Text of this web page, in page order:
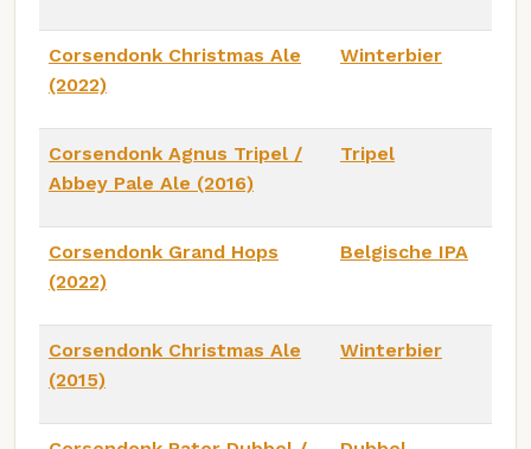
Corsendonk Christmas Ale
(2022)
Winterbier
Corsendonk Agnus Tripel /
Abbey Pale Ale (2016)
Tripel
Corsendonk Grand Hops
(2022)
Belgische IPA
Corsendonk Christmas Ale
(2015)
Winterbier